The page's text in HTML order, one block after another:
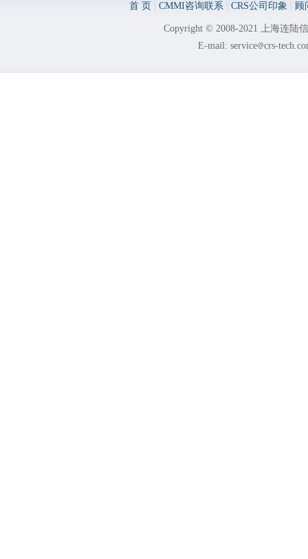
首 页 CMMI咨询联系 CRS公司印象 顾
Copyright © 2008-2021 上海连陆
E-mail: service
crs-